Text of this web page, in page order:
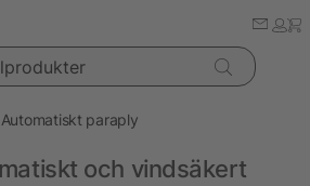
Automatiskt paraply
och vindsäkert